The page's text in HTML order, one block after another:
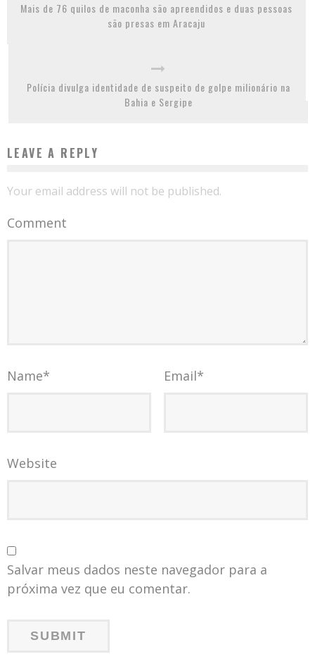
Mais de 76 quilos de maconha são apreendidos e duas pessoas
são presas em Aracaju
Polícia divulga identidade de suspeito de golpe milionário na
Bahia e Sergipe
LEAVE A REPLY
Your email address will not be published.
Comment
Name* Email*
Website
Salvar meus dados neste navegador para a
próxima vez que eu comentar.